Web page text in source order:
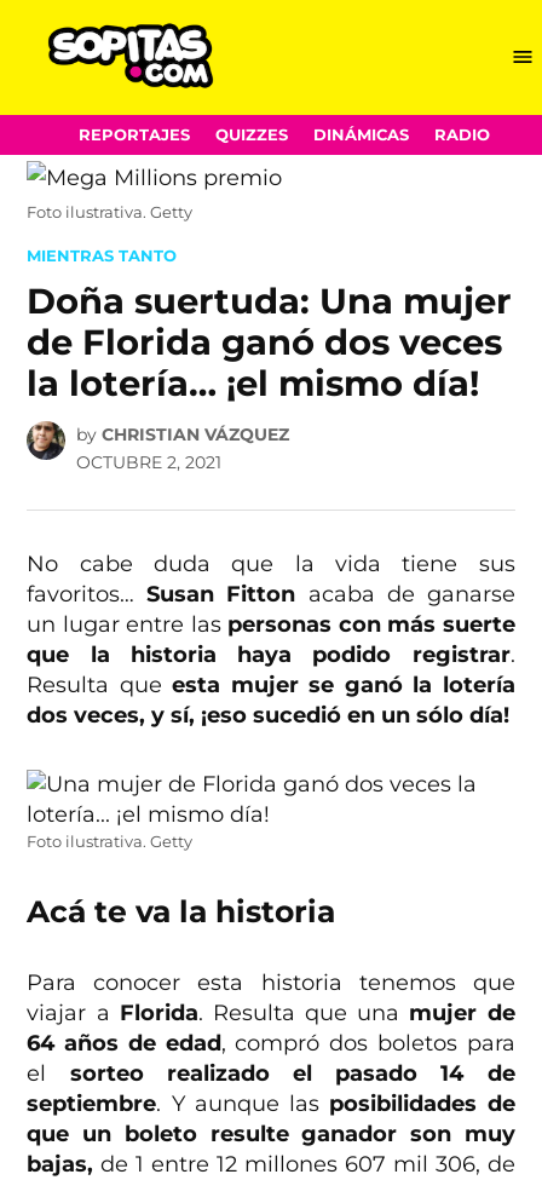
Skip
to
content
REPORTAJES QUIZZES DINÁMICAS RADIO
Foto ilustrativa. Getty
POSTED
MIENTRAS TANTO
Doña suertuda: Una mujer
de Florida ganó dos veces
la lotería… ¡el mismo día!
by CHRISTIAN VÁZQUEZ
OCTUBRE 2, 2021
No cabe duda que la vida tiene sus
favoritos… Susan Fitton acaba de ganarse
un lugar entre laspersonas con más suerte
que la historia haya podido registrar.
Resulta queesta mujer se ganó la lotería
dos veces, y sí, ¡eso sucedió en un sólo día!
Foto ilustrativa. Getty
Acá te va la historia
Para conocer esta historia tenemos que
viajar a Florida. Resulta que una mujer de
64 años de edad, compró dos boletos para
el sorteo realizado el pasado 14 de
septiembre. Y aunque las posibilidades de
que un boleto resulte ganador son muy
bajas, de 1 entre 12 millones 607 mil 306, de